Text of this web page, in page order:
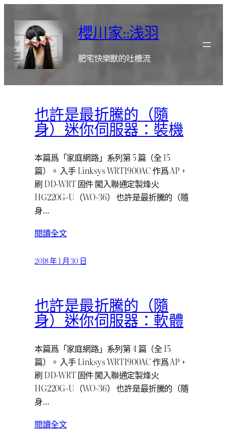
櫻川家::浅羽
肥宅快樂獸的吐槽流
也許是最折騰的（隨
身）迷你伺服器：裝機
本篇爲「家庭網路」系列第 5 篇（全 15
篇）。 入手 Linksys WRT1900AC 作爲 AP，
刷 DD-WRT 固件 闖入聯通定製烽火
HG220G-U（WO-36） 也許是最折騰的（隨
身…
閱讀全文
2018 年 1 月 30 日
也許是最折騰的（隨
身）迷你伺服器：軟體
本篇爲「家庭網路」系列第 4 篇（全 15
篇）。 入手 Linksys WRT1900AC 作爲 AP，
刷 DD-WRT 固件 闖入聯通定製烽火
HG220G-U（WO-36） 也許是最折騰的（隨
身…
閱讀全文